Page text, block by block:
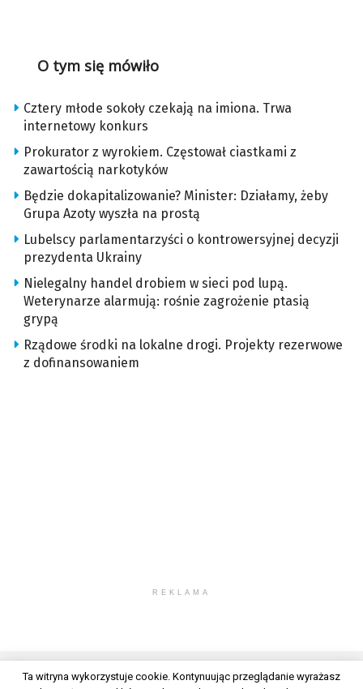
O tym się mówiło
Cztery młode sokoły czekają na imiona. Trwa
internetowy konkurs
Prokurator z wyrokiem. Częstował ciastkami z
zawartością narkotyków
Będzie dokapitalizowanie? Minister: Działamy, żeby
Grupa Azoty wyszła na prostą
Lubelscy parlamentarzyści o kontrowersyjnej decyzji
prezydenta Ukrainy
Nielegalny handel drobiem w sieci pod lupą.
Weterynarze alarmują: rośnie zagrożenie ptasią
grypą
Rządowe środki na lokalne drogi. Projekty rezerwowe
z dofinansowaniem
REKLAMA
Ta witryna wykorzystuje cookie. Kontynuując przeglądanie wyrażasz